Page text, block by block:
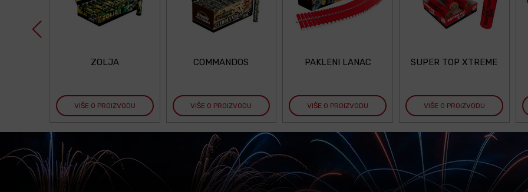
ZOLJA
VIŠE O PROIZVODU
COMMANDOS
VIŠE O PROIZVODU
PAKLENI LANAC
VIŠE O PROIZVODU
SUPER TOP XTREME
VIŠE O PROIZVODU